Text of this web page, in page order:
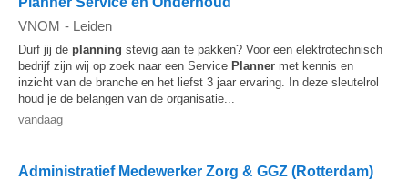
VNOM - Leiden
Durf jij de planning stevig aan te pakken? Voor een elektrotechnisch
bedrijf zijn wij op zoek naar een Service Planner met kennis en
inzicht van de branche en het liefst 3 jaar ervaring. In deze sleutelrol
houd je de belangen van de organisatie...
vandaag
Administratief Medewerker Zorg & GGZ (Rotterdam)